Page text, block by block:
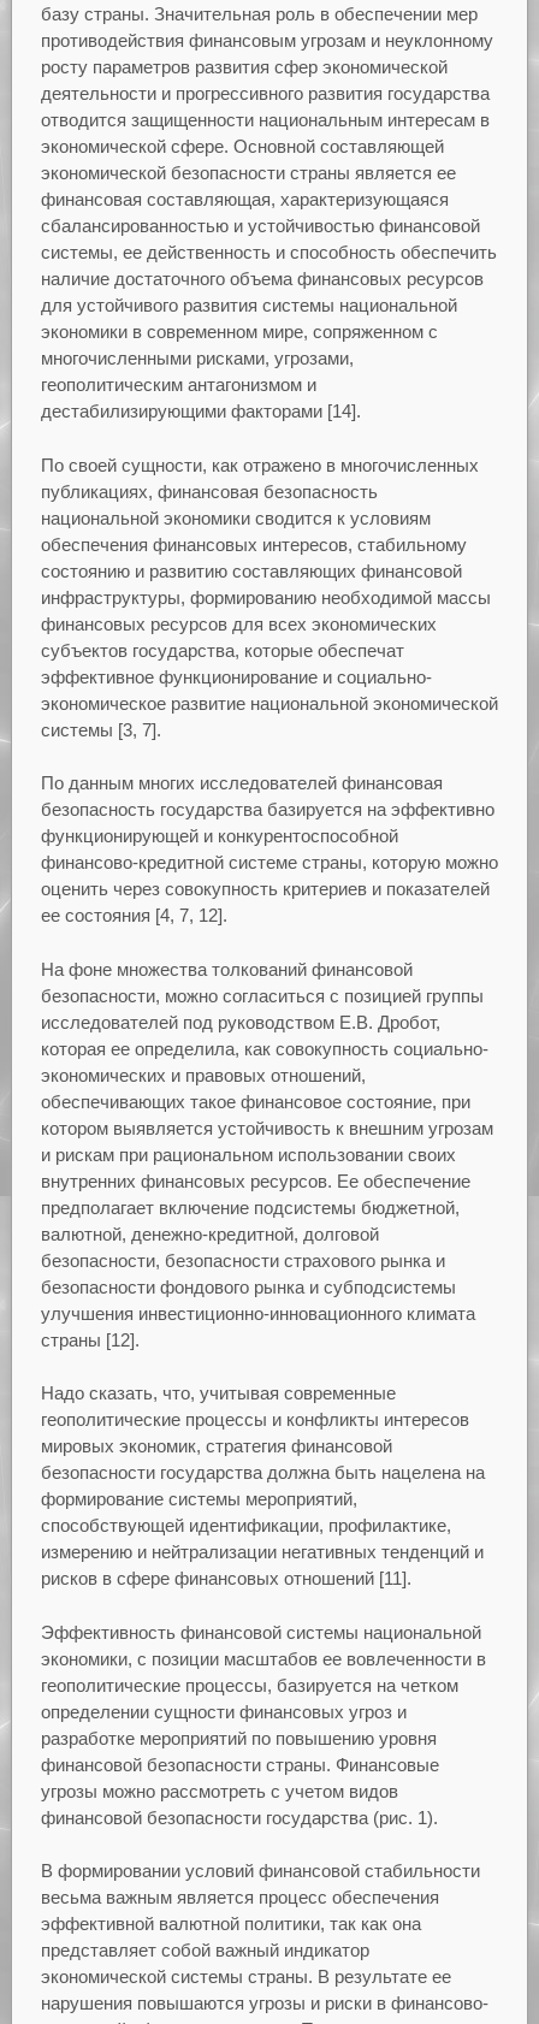
базу страны. Значительная роль в обеспечении мер
противодействия финансовым угрозам и неуклонному
росту параметров развития сфер экономической
деятельности и прогрессивного развития государства
отводится защищенности национальным интересам в
экономической сфере. Основной составляющей
экономической безопасности страны является ее
финансовая составляющая, характеризующаяся
сбалансированностью и устойчивостью финансовой
системы, ее действенность и способность обеспечить
наличие достаточного объема финансовых ресурсов
для устойчивого развития системы национальной
экономики в современном мире, сопряженном с
многочисленными рисками, угрозами,
геополитическим антагонизмом и
дестабилизирующими факторами [14].
По своей сущности, как отражено в многочисленных
публикациях, финансовая безопасность
национальной экономики сводится к условиям
обеспечения финансовых интересов, стабильному
состоянию и развитию составляющих финансовой
инфраструктуры, формированию необходимой массы
финансовых ресурсов для всех экономических
субъектов государства, которые обеспечат
эффективное функционирование и социально-
экономическое развитие национальной экономической
системы [3, 7].
По данным многих исследователей финансовая
безопасность государства базируется на эффективно
функционирующей и конкурентоспособной
финансово-кредитной системе страны, которую можно
оценить через совокупность критериев и показателей
ее состояния [4, 7, 12].
На фоне множества толкований финансовой
безопасности, можно согласиться с позицией группы
исследователей под руководством Е.В. Дробот,
которая ее определила, как совокупность социально-
экономических и правовых отношений,
обеспечивающих такое финансовое состояние, при
котором выявляется устойчивость к внешним угрозам
и рискам при рациональном использовании своих
внутренних финансовых ресурсов. Ее обеспечение
предполагает включение подсистемы бюджетной,
валютной, денежно-кредитной, долговой
безопасности, безопасности страхового рынка и
безопасности фондового рынка и субподсистемы
улучшения инвестиционно-инновационного климата
страны [12].
Надо сказать, что, учитывая современные
геополитические процессы и конфликты интересов
мировых экономик, стратегия финансовой
безопасности государства должна быть нацелена на
формирование системы мероприятий,
способствующей идентификации, профилактике,
измерению и нейтрализации негативных тенденций и
рисков в сфере финансовых отношений [11].
Эффективность финансовой системы национальной
экономики, с позиции масштабов ее вовлеченности в
геополитические процессы, базируется на четком
определении сущности финансовых угроз и
разработке мероприятий по повышению уровня
финансовой безопасности страны. Финансовые
угрозы можно рассмотреть с учетом видов
финансовой безопасности государства (рис. 1).
В формировании условий финансовой стабильности
весьма важным является процесс обеспечения
эффективной валютной политики, так как она
представляет собой важный индикатор
экономической системы страны. В результате ее
нарушения повышаются угрозы и риски в финансово-